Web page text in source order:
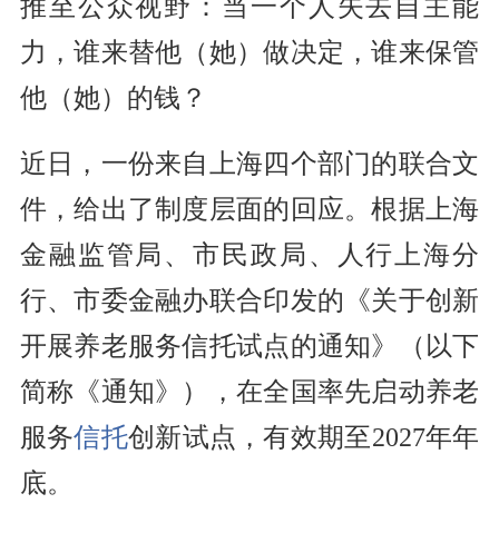
推至公众视野：当一个人失去自主能
力，谁来替他（她）做决定，谁来保管
他（她）的钱？
近日，一份来自上海四个部门的联合文
件，给出了制度层面的回应。根据上海
金融监管局、市民政局、人行上海分
行、市委金融办联合印发的《关于创新
开展养老服务信托试点的通知》（以下
简称《通知》），在全国率先启动养老
服务信托创新试点，有效期至2027年年
底。